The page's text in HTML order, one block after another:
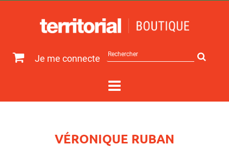
Je me connecte
sur
VÉRONIQUE RUBAN